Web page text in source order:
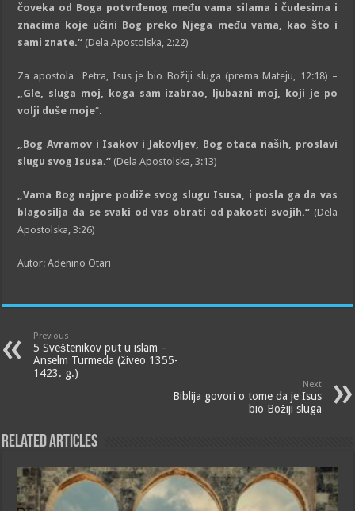
čoveka od Boga potvrđenog među vama silama i čudesima i
znacima koje učini Bog preko Nјega među vama, kao što i
sami znate.“ (Dela Apostolska, 2:22)
Za apostola Petra, Isus je bio Božiji sluga (prema Mateju, 12:18) –
„Gle, sluga moj, koga sam izabrao, lјubazni moj, koji je po
volјi duše moje“.
„Bog Avramov i Isakov i Jakovlјev, Bog otaca naših, proslavi
slugu svog Isusa.“ (Dela Apostolska, 3:13)
„Vama Bog najpre podiže svog slugu Isusa, i posla ga da vas
blagosilјa da se svaki od vas obrati od pakosti svojih.“ (Dela
Apostolska, 3:26)
Autor: Adenino Otari
Previous
5 Sveštenikov put u islam –
Anselm Turmeda (živeo 1355-
1423. g.)
Next
Biblija govori o tome da je Isus
bio Božiji sluga
Related Articles